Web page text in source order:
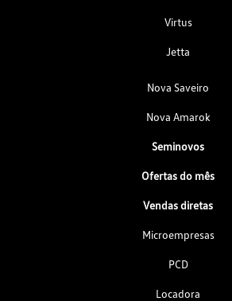
Virtus
Jetta
Nova Saveiro
Nova Amarok
Seminovos
Ofertas do mês
Vendas diretas
Microempresas
PCD
Locadora